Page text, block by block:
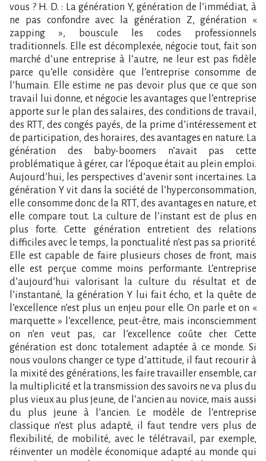
vous ? H. D. : La génération Y, génération de l’immédiat, à
ne pas confondre avec la génération Z, génération «
zapping », bouscule les codes professionnels
traditionnels. Elle est décomplexée, négocie tout, fait son
marché d’une entreprise à l’autre, ne leur est pas fidèle
parce qu’elle considère que l’entreprise consomme de
l’humain. Elle estime ne pas devoir plus que ce que son
travail lui donne, et négocie les avantages que l’entreprise
apporte sur le plan des salaires, des conditions de travail,
des RTT, des congés payés, de la prime d’intéressement et
de participation, des horaires, des avantages en nature. La
génération des baby-boomers n’avait pas cette
problématique à gérer, car l’époque était au plein emploi.
Aujourd’hui, les perspectives d’avenir sont incertaines. La
génération Y vit dans la société de l’hyperconsommation,
elle consomme donc de la RTT, des avantages en nature, et
elle compare tout. La culture de l’instant est de plus en
plus forte. Cette génération entretient des relations
difficiles avec le temps, la ponctualité n’est pas sa priorité.
Elle est capable de faire plusieurs choses de front, mais
elle est perçue comme moins performante. L’entreprise
d’aujourd’hui valorisant la culture du résultat et de
l’instantané, la génération Y lui fait écho, et la quête de
l’excellence n’est plus un enjeu pour elle. On parle et on «
marquette » l’excellence, peut-être, mais inconsciemment
on n’en veut pas, car l’excellence coûte cher. Cette
génération est donc totalement adaptée à ce monde. Si
nous voulons changer ce type d’attitude, il faut recourir à
la mixité des générations, les faire travailler ensemble, car
la multiplicité et la transmission des savoirs ne va plus du
plus vieux au plus jeune, de l’ancien au novice, mais aussi
du plus jeune à l’ancien. Le modèle de l’entreprise
classique n’est plus adapté, il faut tendre vers plus de
flexibilité, de mobilité, avec le télétravail, par exemple,
réinventer un modèle économique adapté au monde qui